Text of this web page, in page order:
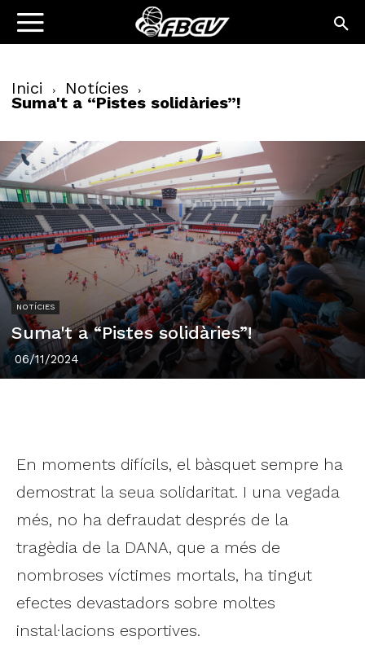
Inici Notícies
Suma't a “Pistes solidàries”!
NOTÍCIES
Suma't a “Pistes solidàries”!
06/11/2024
En moments difícils, el bàsquet sempre ha
demostrat la seua solidaritat. I una vegada
més, no ha defraudat després de la
tragèdia de la DANA, que a més de
nombroses víctimes mortals, ha tingut
efectes devastadors sobre moltes
instal·lacions esportives.